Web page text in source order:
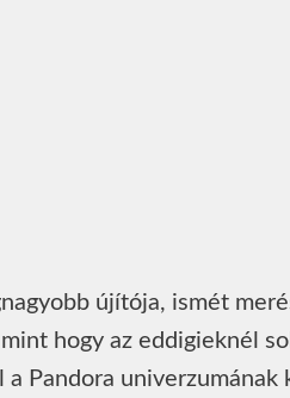
újítója, ismét
hogy az eddigieknél
Pandora